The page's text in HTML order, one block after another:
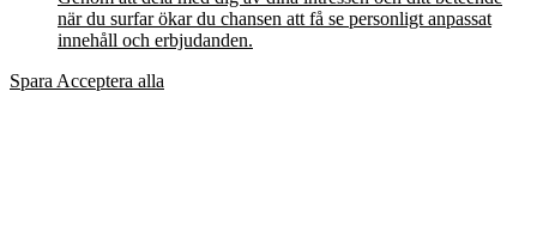
när du surfar ökar du chansen att få se personligt anpassat
innehåll och erbjudanden.
Spara Acceptera alla